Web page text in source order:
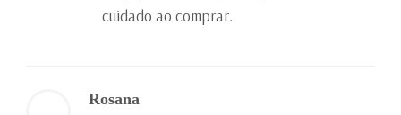
cuidado ao comprar.
Rosana